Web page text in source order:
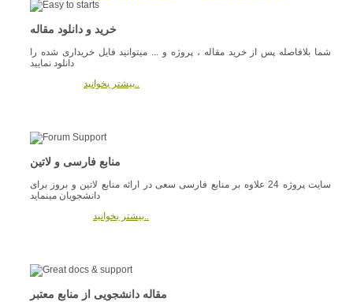
خرید و دانلود مقاله
شما بلافاصله پس از خرید مقاله ، پروژه و ... میتوانید فایل خریداری شده را
دانلود نمایید
بیشتر بخوانید..
منابع فارسی و لاتین
سایت پروژه 24 علاوه بر منابع فارسی سعی در ارائه منابع لاتین و بروز برای
دانشجویان مینماید
بیشتر بخوانید..
مقاله دانشجویی از منابع معتبر